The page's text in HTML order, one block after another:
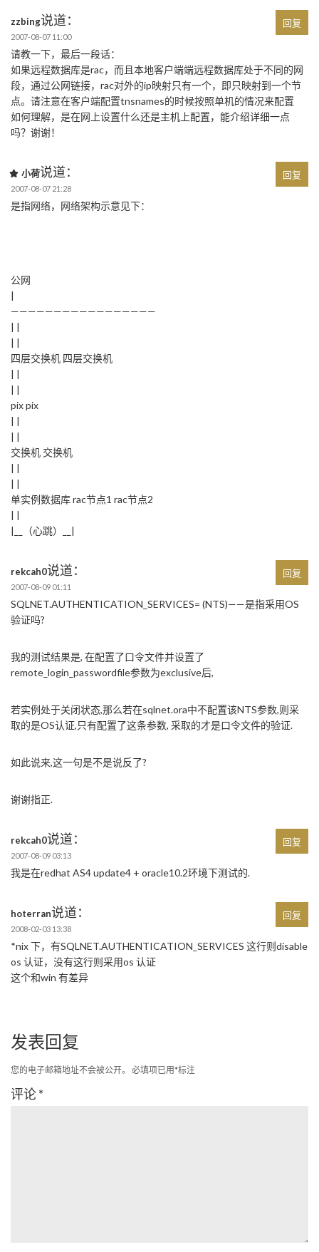
zzbing说道：
2007-08-07 11:00
请教一下，最后一段话：
如果远程数据库是rac，而且本地客户端端远程数据库处于不同的网
段，通过公网链接，rac对外的ip映射只有一个，即只映射到一个节
点。请注意在客户端配置tnsnames的时候按照单机的情况来配置
如何理解，是在网上设置什么还是主机上配置，能介绍详细一点
吗？谢谢！
回复
小荷说道：
2007-08-07 21:28
是指网络，网络架构示意见下：
公网
|
—————————————————
| |
| |
四层交换机 四层交换机
| |
| |
pix pix
| |
| |
交换机 交换机
| |
| |
单实例数据库 rac节点1 rac节点2
| |
|__（心跳）__|
回复
rekcah0说道：
2007-08-09 01:11
SQLNET.AUTHENTICATION_SERVICES= (NTS)——是指采用OS
验证吗?
我的测试结果是, 在配置了口令文件并设置了
remote_login_passwordfile参数为exclusive后,
若实例处于关闭状态,那么若在sqlnet.ora中不配置该NTS参数,则采
取的是OS认证,只有配置了这条参数, 采取的才是口令文件的验证.
如此说来,这一句是不是说反了?
谢谢指正.
回复
rekcah0说道：
2007-08-09 03:13
我是在redhat AS4 update4 + oracle10.2环境下测试的.
回复
hoterran说道：
2008-02-03 13:38
*nix 下，有SQLNET.AUTHENTICATION_SERVICES 这行则disable
os 认证，没有这行则采用os 认证
这个和win 有差异
回复
发表回复
您的电子邮箱地址不会被公开。 必填项已用*标注
评论*